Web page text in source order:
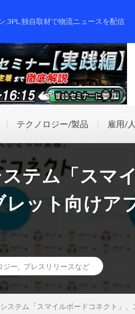
,3PL,独自取材で物流ニュースを配信
テクノロジー/製品 雇用/
テム「スマ
ット向けア
ジー プレスリリースなど
ステム「スマイルボードコネクト」